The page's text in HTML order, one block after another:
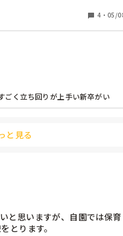
4 ・ 05/
ごく立ち回りが上手い新卒がい
ていて、ブラックだけど社福で
と見る
と思いますが、自園では保育
とります。